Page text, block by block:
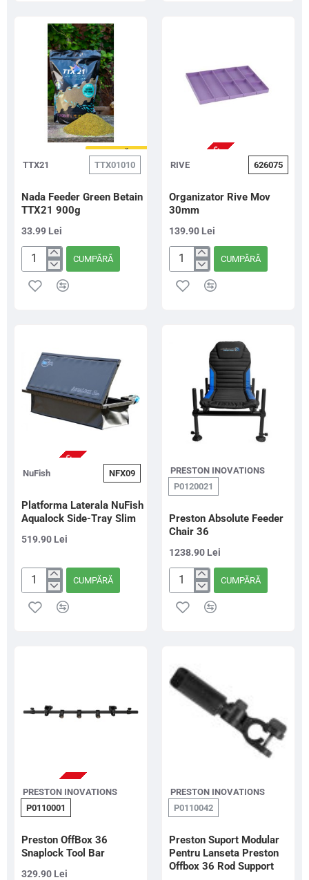
TTX21 TTX01010
Nada Feeder Green Betain
TTX21 900g
33.99 Lei
Nada
Green
CUMPĂRĂ
NU ESTE IN STOC
RIVE 626075
Organizator Rive Mov
30mm
139.90 Lei
Organizator
Mov
CUMPĂRĂ
NU ESTE IN STOC
NuFish NFX09
Platforma Laterala NuFish
Aqualock Side-Tray Slim
519.90 Lei
Platforma
NuFish
CUMPĂRĂ
PRESTON INOVATIONS
P0120021
Preston Absolute Feeder
Chair 36
1238.90 Lei
Preston
Feeder
CUMPĂRĂ
STOC EPUIZAT
PRESTON INOVATIONS
P0110001
Preston OffBox 36
Snaplock Tool Bar
329.90 Lei
PRESTON INOVATIONS
P0110042
Preston Suport Modular
Pentru Lanseta Preston
Offbox 36 Rod Support